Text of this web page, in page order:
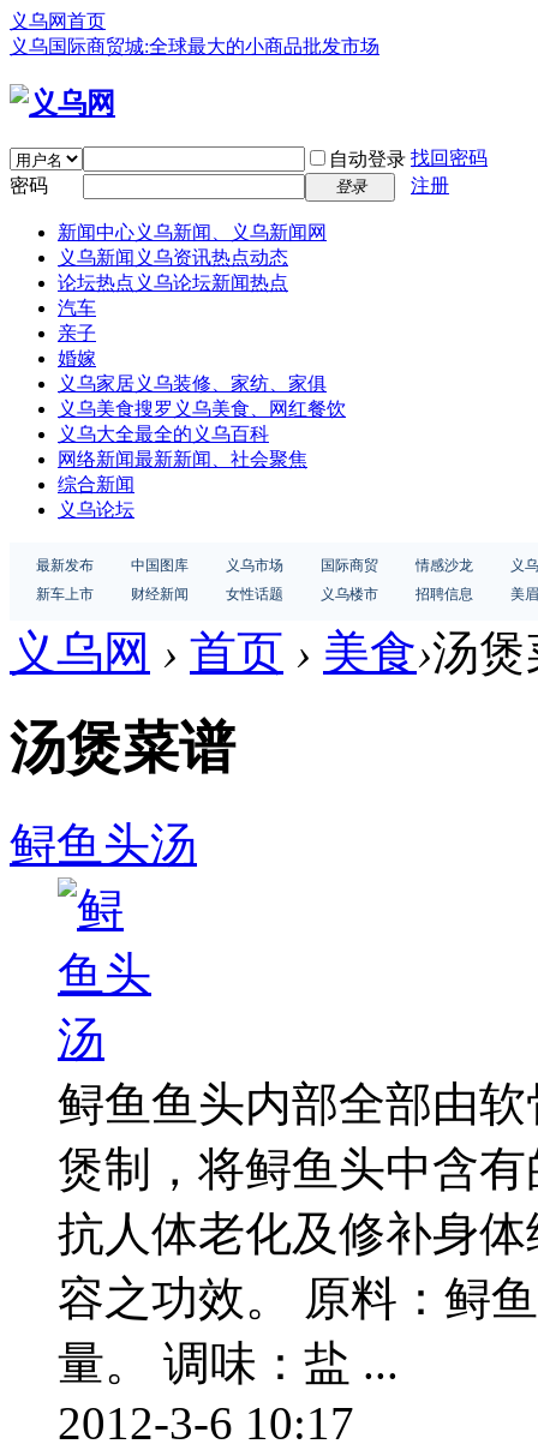
义乌网首页
义乌国际商贸城:全球最大的小商品批发市场
自动登录 找回密码
密码
登录 注册
新闻中心义乌新闻、义乌新闻网
义乌新闻 义乌资讯热点动态
论坛热点 义乌论坛新闻热点
汽车
亲子
婚嫁
义乌家居义乌装修、家纺、家俱
义乌美食搜罗义乌美食、网红餐饮
义乌大全最全的义乌百科
网络新闻最新新闻、社会聚焦
综合新闻
义乌论坛
最新发布 中国图库 义乌市场 国际商贸 情感沙龙
义
新车上市
财经新闻 女性话题 义乌楼市 招聘信息 美
义乌网 › 首页 › 美食›汤煲
汤煲菜谱
鲟鱼头汤
鲟鱼鱼头内部全部由
煲制，将鲟鱼头中含
抗人体老化及修补身
容之功效。 原料：鲟
量。 调味：盐 ...
2012-3-6 10:17